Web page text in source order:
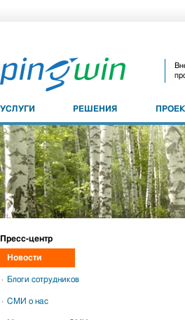
УСЛУГИ РЕШЕНИЯ
Пресс-центр
Новости
Блоги сотрудников
СМИ о нас